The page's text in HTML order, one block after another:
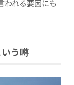
われる要因にも
う噂